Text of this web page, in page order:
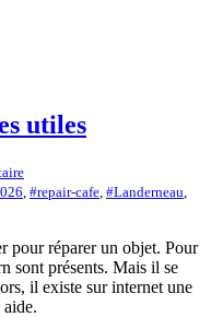
utiles
#repair-cafe #Landerneau
pour réparer un objet. Pour
sont présents. Mais il se
il existe sur internet une